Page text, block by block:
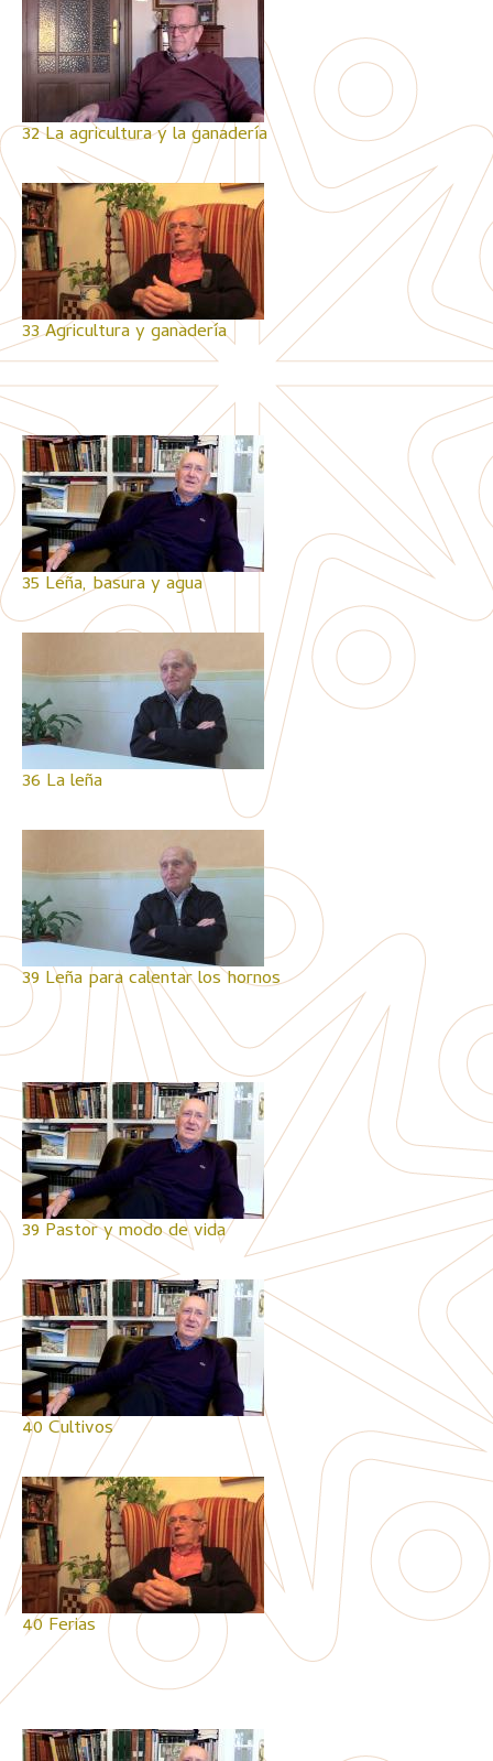
32 La agricultura y la ganadería
33 Agricultura y ganadería
35 Leña, basura y agua
36 La leña
39 Leña para calentar los hornos
39 Pastor y modo de vida
40 Cultivos
40 Ferias